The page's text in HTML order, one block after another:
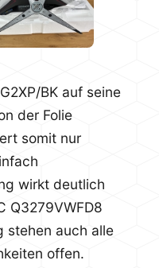
BK auf seine
der Folie
somit nur
wirkt deutlich
Q3279VWFD8
stehen auch alle
offen.